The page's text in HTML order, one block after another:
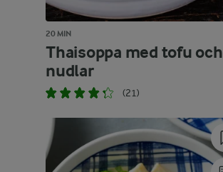
20 MIN
Thaisoppa med tofu och
nudlar
(21)